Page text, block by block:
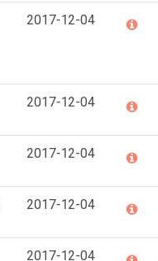
2017-12-04
2017-12-04
2017-12-04
2017-12-04
2017-12-04